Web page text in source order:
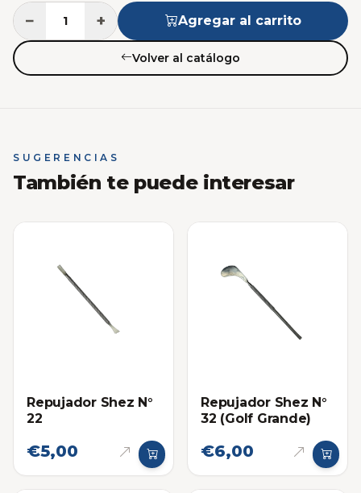
− + Agregar al carrito
Volver al catálogo
SUGERENCIAS
También te puede interesar
Repujador Shez N°
22
€5,00
Repujador Shez N°
32 (Golf Grande)
€6,00